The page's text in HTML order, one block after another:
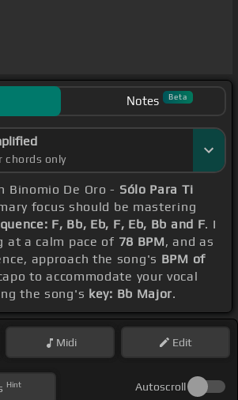
Notes Beta
chords only
Binomio De Oro - Sólo Para Ti
focus should be mastering
F, Bb, Eb, F, Eb, Bb and F. I
at a calm pace of 78 BPM, and as
approach the song's BPM of
to accommodate your vocal
the song's key: Bb Major.
Midi Edit
Hint Autoscroll